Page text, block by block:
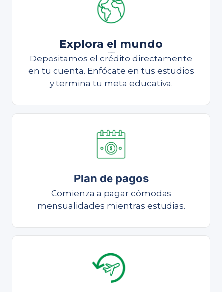
Explora el mundo
Depositamos el crédito directamente
en tu cuenta. Enfócate en tus estudios
y termina tu meta educativa.
Plan de pagos
Comienza a pagar cómodas
mensualidades mientras estudias.